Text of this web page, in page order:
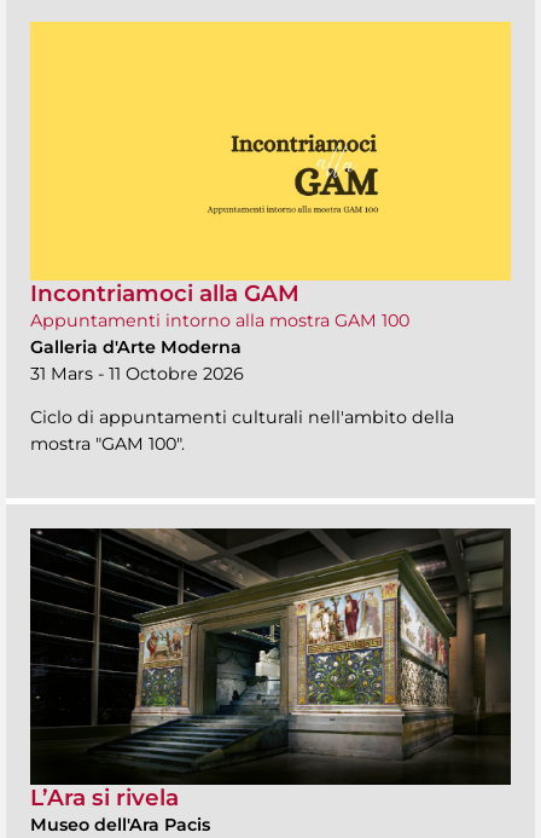
Incontriamoci alla GAM
Appuntamenti intorno alla mostra GAM 100
Galleria d'Arte Moderna
31 Mars - 11 Octobre 2026
Ciclo di appuntamenti culturali nell'ambito della
mostra "GAM 100".
L’Ara si rivela
Museo dell'Ara Pacis